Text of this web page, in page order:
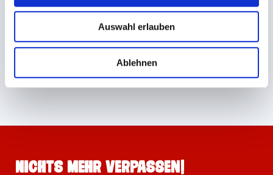
Auswahl erlauben
Ablehnen
Projektmitarbeit
+49 711 26 33-1175
info@mach-dich-stark.net
Nichts mehr verpassen!